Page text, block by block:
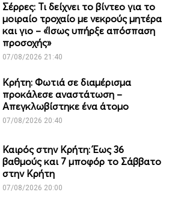
Σέρρες: Τι δείχνει το βίντεο για το
μοιραίο τροχαίο με νεκρούς μητέρα
και γιο – «Ίσως υπήρξε απόσπαση
προσοχής»
07/08/2026 21:40
Κρήτη: Φωτιά σε διαμέρισμα
προκάλεσε αναστάτωση –
Απεγκλωβίστηκε ένα άτομο
07/08/2026 20:40
Καιρός στην Κρήτη: Έως 36
βαθμούς και 7 μποφόρ το Σάββατο
στην Κρήτη
07/08/2026 20:00